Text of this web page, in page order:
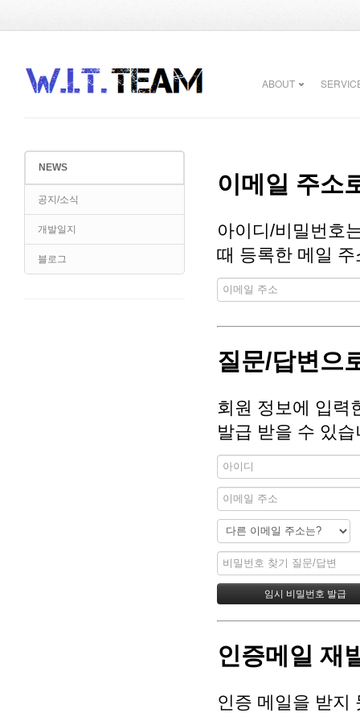
ABOUT
NEWS
공지/소식
개발일지
블로그
이메일 주소
아이디/비밀번호
때 등록한 메일
질문/답변으
회원 정보에 입력
발급 받을 수 있습
인증메일 재
인증 메일을 받지